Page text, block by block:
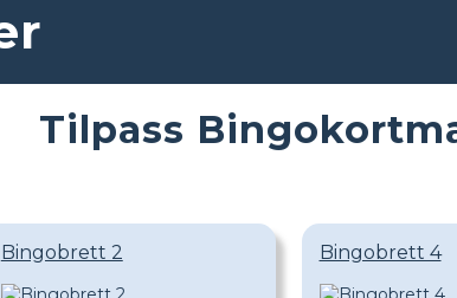
Tilpass
Bingobrett 2 Bingobrett 4